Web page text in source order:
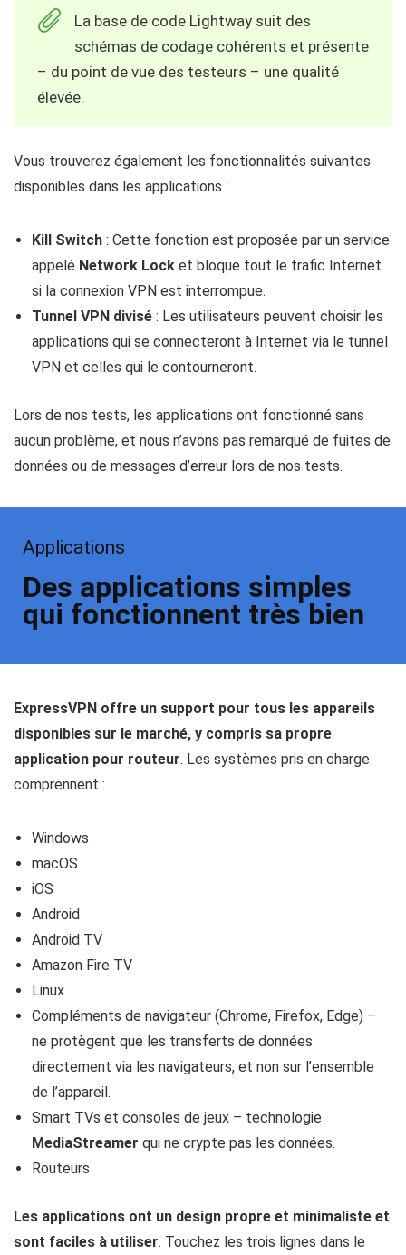
La base de code Lightway suit des
schémas de codage cohérents et présente
– du point de vue des testeurs – une qualité
élevée.
Vous trouverez également les fonctionnalités suivantes
disponibles dans les applications :
Kill Switch : Cette fonction est proposée par un service
appelé Network Lock et bloque tout le trafic Internet
si la connexion VPN est interrompue.
Tunnel VPN divisé : Les utilisateurs peuvent choisir les
applications qui se connecteront à Internet via le tunnel
VPN et celles qui le contourneront.
Lors de nos tests, les applications ont fonctionné sans
aucun problème, et nous n’avons pas remarqué de fuites de
données ou de messages d’erreur lors de nos tests.
Applications
Des applications simples
qui fonctionnent très bien
ExpressVPN offre un support pour tous les appareils
disponibles sur le marché, y compris sa propre
application pour routeur. Les systèmes pris en charge
comprennent :
Windows
macOS
iOS
Android
Android TV
Amazon Fire TV
Linux
Compléments de navigateur (Chrome, Firefox, Edge) –
ne protègent que les transferts de données
directement via les navigateurs, et non sur l’ensemble
de l’appareil.
Smart TVs et consoles de jeux – technologie
MediaStreamer qui ne crypte pas les données.
Routeurs
Les applications ont un design propre et minimaliste et
sont faciles à utiliser. Touchez les trois lignes dans le